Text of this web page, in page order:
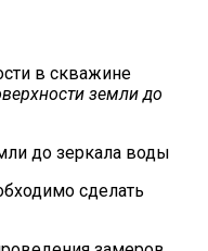
в скважине
земли до
сделать